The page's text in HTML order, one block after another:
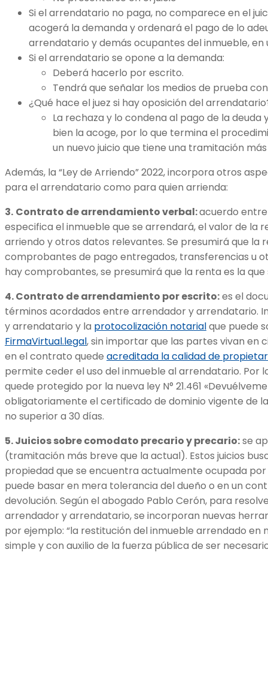
Si el arrendatario no paga, no comparece en el
acogerá la demanda y ordenará el pago de lo
arrendatario y demás ocupantes del inmueble, en
Si el arrendatario se opone a la demanda:
Deberá hacerlo por escrito.
Tendrá que señalar los medios de prueba
¿Qué hace el juez si hay oposición del
La rechaza y lo condena al pago de la deuda
bien la acoge, por lo que termina el
un nuevo juicio que tiene una tramitación
Además, la “Ley de Arriendo” 2022, incorpora otros
para el arrendatario como para quien arrienda:
3. Contrato de arrendamiento verbal:acuerdo
especifica el inmueble que se arrendará, el valor de la
arriendo y otros datos relevantes. Se presumirá que la
comprobantes de pago entregados, transferencias u
hay comprobantes, se presumirá que la renta es la
4. Contrato de arrendamiento por escrito:es el
términos acordados entre arrendador y arrendatario.
y arrendatario y la protocolización notarialque puede
FirmaVirtual.legal, sin importar que las partes vivan en
en el contrato quede acreditada la calidad de
permite ceder el uso del inmueble al arrendatario.
quede protegido por la nueva ley N° 21.461
obligatoriamente el certificado de dominio vigente de
no superior a 30 días.
5. Juicios sobre comodato precario y precario:se
(tramitación más breve que la actual). Estos juicios
propiedad que se encuentra actualmente ocupada
puede basar en mera tolerancia del dueño o en un
devolución. Según el abogado Pablo Cerón, para
arrendador y arrendatario, se incorporan nuevas
por ejemplo: “la restitución del inmueble arrendado en
simple y con auxilio de la fuerza pública de ser